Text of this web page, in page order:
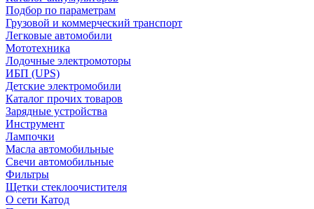
Подбор по параметрам
Грузовой и коммерческий транспорт
Легковые автомобили
Мототехника
Лодочные электромоторы
ИБП (UPS)
Детские электромобили
Каталог прочих товаров
Зарядные устройства
Инструмент
Лампочки
Масла автомобильные
Свечи автомобильные
Фильтры
Щетки стеклоочистителя
О сети Катод